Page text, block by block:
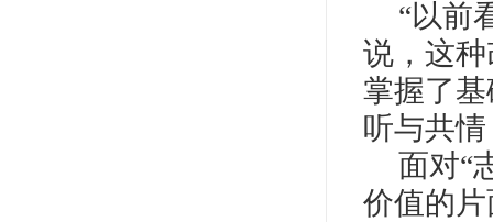
“以前
说，这
掌握了
听与共
面对“
价值的